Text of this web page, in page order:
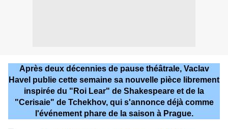
Après deux décennies de pause théâtrale, Vaclav
Havel publie cette semaine sa nouvelle pièce librement
inspirée du "Roi Lear" de Shakespeare et de la
"Cerisaie" de Tchekhov, qui s'annonce déjà comme
l'événement phare de la saison à Prague.